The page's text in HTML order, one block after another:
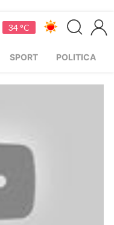
34 °C
SPORT POLITICA